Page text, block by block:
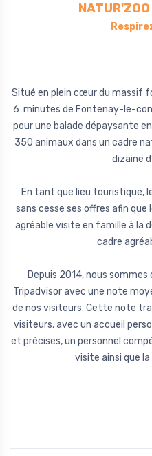
Situé en plein cœur du massif
6 minutes de Fontenay-le-
pour une balade dépaysante
350 animaux dans un cadre
dizaine
En tant que lieu touristique,
sans cesse ses offres afin
agréable visite en famille à la
cadre
Depuis 2014, nous
Tripadvisor avec une note
de nos visiteurs. Cette note
visiteurs, avec un accueil
et précises, un personnel
visite ainsi que